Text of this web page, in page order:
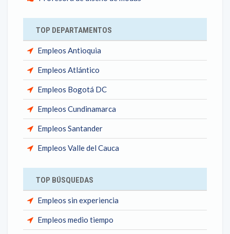
TOP DEPARTAMENTOS
Empleos Antioquia
Empleos Atlántico
Empleos Bogotá DC
Empleos Cundinamarca
Empleos Santander
Empleos Valle del Cauca
TOP BÚSQUEDAS
Empleos sin experiencia
Empleos medio tiempo